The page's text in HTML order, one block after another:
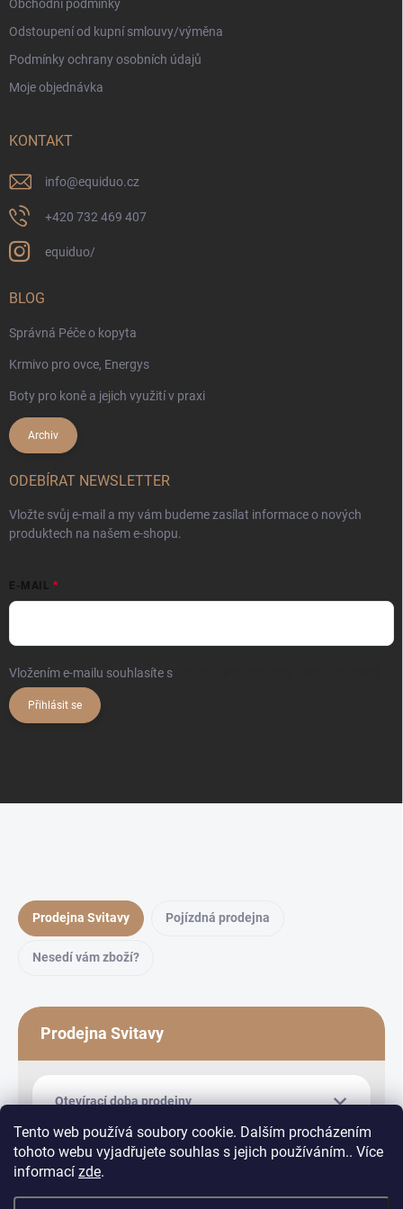
Tento web používá soubory cookie. Dalším procházením
tohoto webu vyjadřujete souhlas s jejich používáním.. Více
informací zde.
Obchodní podmínky
Odstoupení od kupní smlouvy/výměna
Podmínky ochrany osobních údajů
Moje objednávka
KONTAKT
info@equiduo.cz
+420 732 469 407
equiduo/
BLOG
Správná Péče o kopyta
Krmivo pro ovce, Energys
Boty pro koně a jejich využití v praxi
Archiv
ODEBÍRAT NEWSLETTER
Vložte svůj e-mail a my vám budeme zasílat informace o nových
produktech na našem e-shopu.
E-MAIL
Vložením e-mailu souhlasíte s
Přihlásit se
Prodejna Svitavy Pojízdná prodejna
Nesedí vám zboží?
Prodejna Svitavy
Otevírací doba prodejny